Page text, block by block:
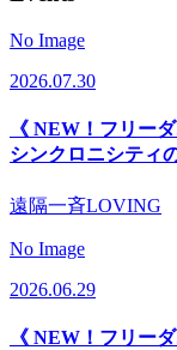
No Image
2026.07.30
《 NEW！フリー
シンクロニシティ
遠隔一斉LOVING
No Image
2026.06.29
《 NEW！フリー